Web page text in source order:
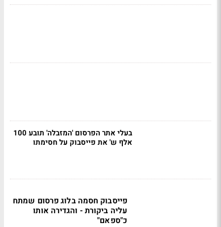
בעלי אתר הפרסום 'המזבלה' תובע 100
אלף ש' את פייסבוק על חסימתו
פייסבוק חסמה בלוג פרסום שמתח
עליה ביקורת - והגדירה אותו
כ"ספאם"